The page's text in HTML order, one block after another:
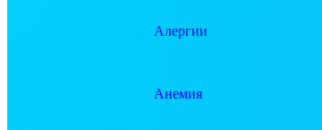
Алергии
Анемия